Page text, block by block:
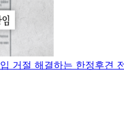
거절 해결하는 한정후견